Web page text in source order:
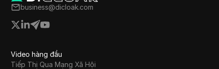
Tumblr
Twitch
Upwork
business@dicloak.com
Video hàng đầu
Tiếp Thị Qua Mạng Xã Hội